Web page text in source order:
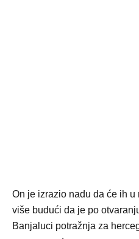
On je izrazio nadu da će ih
više budući da je po
Banjaluci potražnja za